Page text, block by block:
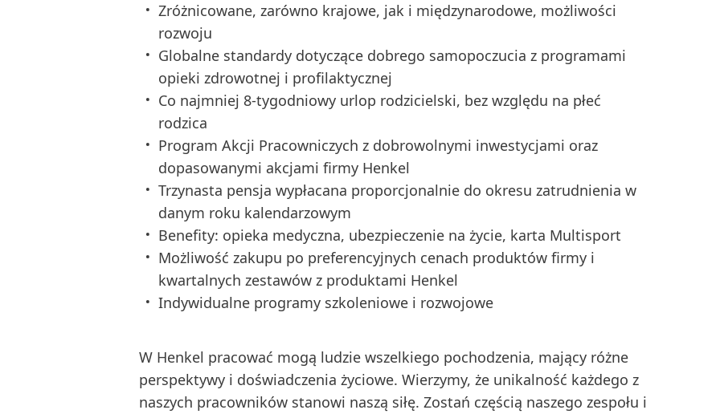
Zróżnicowane, zarówno krajowe, jak i międzynarodowe, możliwości
rozwoju
Globalne standardy dotyczące dobrego samopoczucia z programami
opieki zdrowotnej i profilaktycznej
Co najmniej 8-tygodniowy urlop rodzicielski, bez względu na płeć
rodzica
Program Akcji Pracowniczych z dobrowolnymi inwestycjami oraz
dopasowanymi akcjami firmy Henkel
Trzynasta pensja wypłacana proporcjonalnie do okresu zatrudnienia w
danym roku kalendarzowym
Benefity: opieka medyczna, ubezpieczenie na życie, karta Multisport
Możliwość zakupu po preferencyjnych cenach produktów firmy i
kwartalnych zestawów z produktami Henkel
Indywidualne programy szkoleniowe i rozwojowe
W Henkel pracować mogą ludzie wszelkiego pochodzenia, mający różne
perspektywy i doświadczenia życiowe. Wierzymy, że unikalność każdego z
naszych pracowników stanowi naszą siłę. Zostań częścią naszego zespołu i